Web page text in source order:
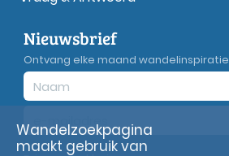
Nieuwsbrief
Ontvang elke maand wandelinspiratie
Wandelzoekpagina
maakt gebruik van